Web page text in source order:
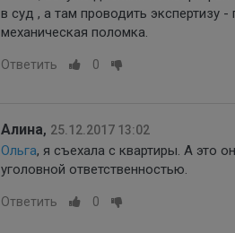
в суд , а там проводить экспертизу
механическая поломка.
Ответить 0
Алина, 25.12.2017 13:02
Ольга, я съехала с квартиры. А это
уголовной ответственностью.
Ответить 0